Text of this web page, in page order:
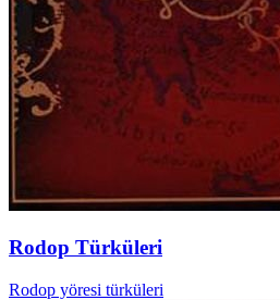
Rodop Türküleri
Rodop yöresi türküleri